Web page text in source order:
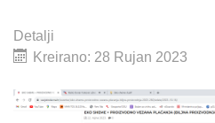
Detalji
Kreirano: 28 Rujan 2023